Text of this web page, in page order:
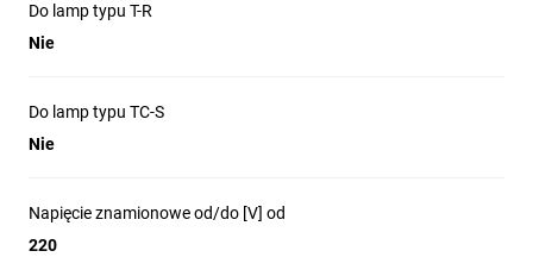
Do lamp typu T-R
Nie
Do lamp typu TC-S
Nie
Napięcie znamionowe od/do [V] od
220